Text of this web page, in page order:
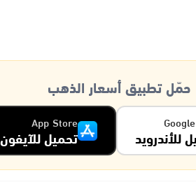
حمّل تطبيق أسعار الذهب
للأندرويد
App Store
تحميل للآيفون